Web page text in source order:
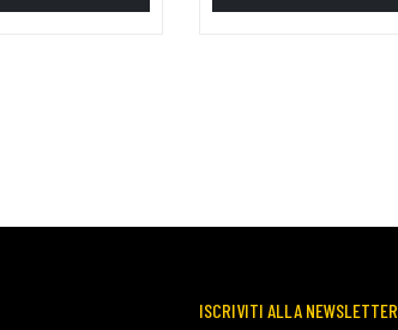
ISCRIVITI ALLA NEWSLETTER